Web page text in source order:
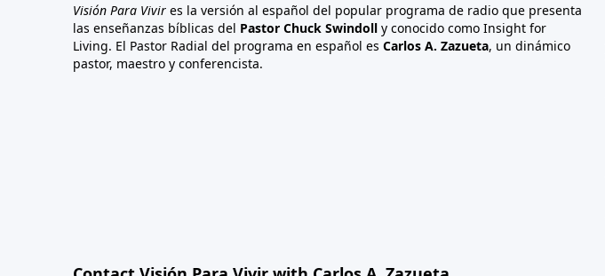
Visión Para Vivir es la versión al español del popular programa de radio que presenta
las enseñanzas bíblicas del Pastor Chuck Swindoll y conocido como Insight for
Living. El Pastor Radial del programa en español es Carlos A. Zazueta, un dinámico
pastor, maestro y conferencista.